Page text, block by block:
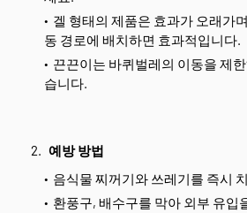
겔 형태의 제품은 효과가 오래가
동 경로에 배치하면 효과적입니다.
끈끈이는 바퀴벌레의 이동을 제
습니다.
예방 방법
음식물 찌꺼기와 쓰레기를 즉시
환풍구, 배수구를 막아 외부 유입